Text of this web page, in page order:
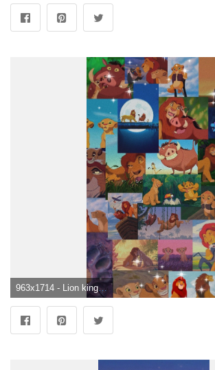
963x1714 - Lion king aesthetic wallpaper. Disney collage, Lion king picture, Disney characters wallpaper. Löwen Hintergrund .